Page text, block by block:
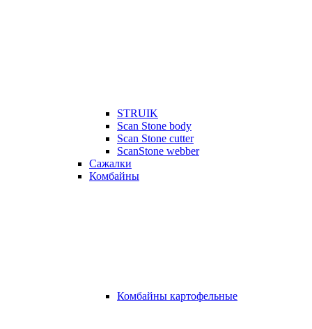
STRUIK
Scan Stone body
Scan Stone cutter
ScanStone webber
Сажалки
Комбайны
Комбайны картофельные